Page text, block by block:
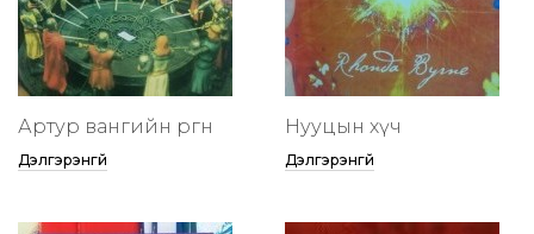
Артур вангийн өргөөнөө
Дэлгэрэнгүй
Нууцын хүч
Дэлгэрэнгүй